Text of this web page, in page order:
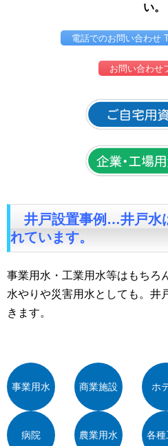
い。
電話でのお問い合わせ
お問い合わせ
井戸設置事例 …井戸水
れています。
事業用水・工業用水等はもちろ
水やりや災害用水としても。井
きます。
事業用水 商業施設 ホ
病院 農業用水 各種